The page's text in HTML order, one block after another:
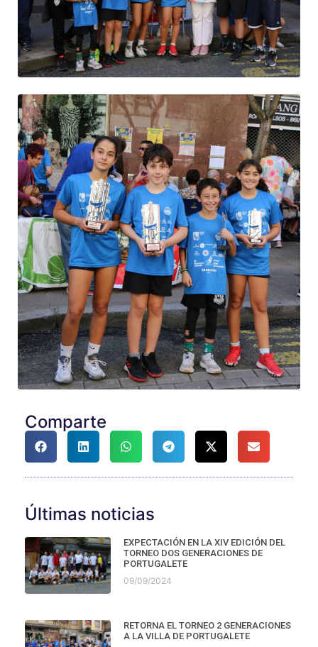
Comparte
Últimas noticias
EXPECTACIÓN EN LA XIV EDICIÓN DEL
TORNEO DOS GENERACIONES DE
PORTUGALETE
09/09/2024
RETORNA EL TORNEO 2 GENERACIONES
A LA VILLA DE PORTUGALETE